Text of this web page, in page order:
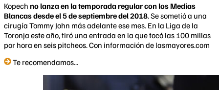
Kopech no lanza en la temporada regular con los Medias
Blancas desde el 5 de septiembre del 2018. Se sometió a una
cirugía Tommy John más adelante ese mes. En la Liga de la
Toronja este año, tiró una entrada en la que tocó las 100 millas
por hora en seis pitcheos. Con información de lasmayores.com​
Te recomendamos...